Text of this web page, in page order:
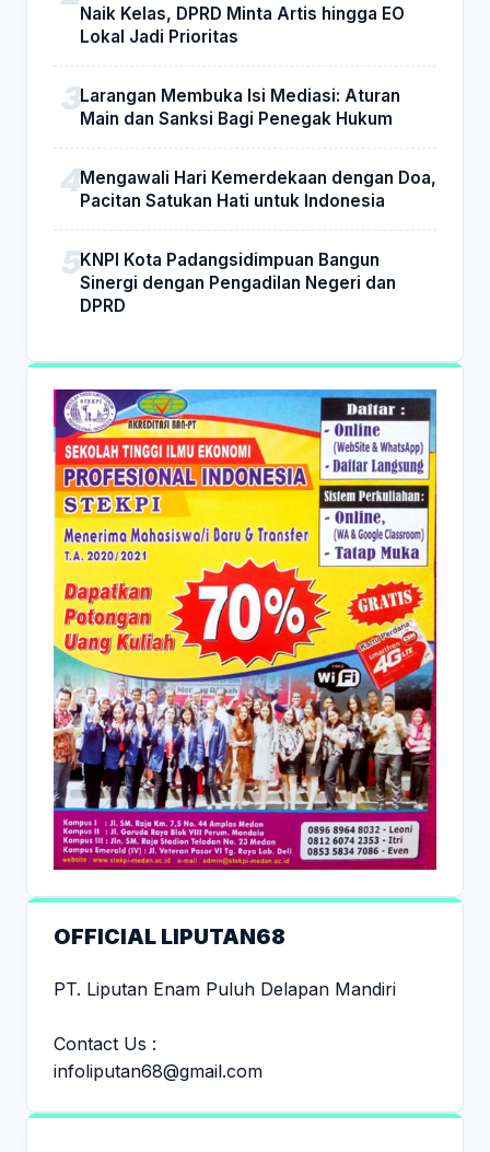
Naik Kelas, DPRD Minta Artis hingga EO
Lokal Jadi Prioritas
Larangan Membuka Isi Mediasi: Aturan
Main dan Sanksi Bagi Penegak Hukum
Mengawali Hari Kemerdekaan dengan Doa,
Pacitan Satukan Hati untuk Indonesia
KNPI Kota Padangsidimpuan Bangun
Sinergi dengan Pengadilan Negeri dan
DPRD
OFFICIAL LIPUTAN68
PT. Liputan Enam Puluh Delapan Mandiri
Contact Us :
infoliputan68@gmail.com